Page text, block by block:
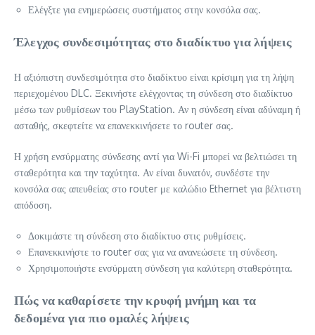
Ελέγξτε για ενημερώσεις συστήματος στην κονσόλα σας.
Έλεγχος συνδεσιμότητας στο διαδίκτυο για λήψεις
Η αξιόπιστη συνδεσιμότητα στο διαδίκτυο είναι κρίσιμη για τη λήψη
περιεχομένου DLC. Ξεκινήστε ελέγχοντας τη σύνδεση στο διαδίκτυο
μέσω των ρυθμίσεων του PlayStation. Αν η σύνδεση είναι αδύναμη ή
ασταθής, σκεφτείτε να επανεκκινήσετε το router σας.
Η χρήση ενσύρματης σύνδεσης αντί για Wi-Fi μπορεί να βελτιώσει τη
σταθερότητα και την ταχύτητα. Αν είναι δυνατόν, συνδέστε την
κονσόλα σας απευθείας στο router με καλώδιο Ethernet για βέλτιστη
απόδοση.
Δοκιμάστε τη σύνδεση στο διαδίκτυο στις ρυθμίσεις.
Επανεκκινήστε το router σας για να ανανεώσετε τη σύνδεση.
Χρησιμοποιήστε ενσύρματη σύνδεση για καλύτερη σταθερότητα.
Πώς να καθαρίσετε την κρυφή μνήμη και τα
δεδομένα για πιο ομαλές λήψεις